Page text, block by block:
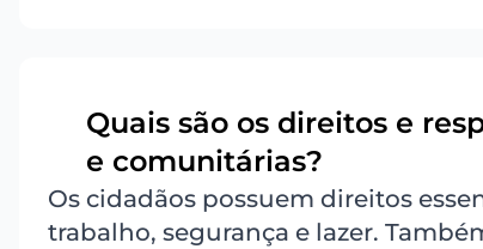
Quais são os direitos e
e comunitárias?
Os cidadãos possuem direitos
trabalho, segurança e lazer.